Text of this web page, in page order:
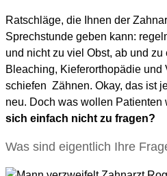
Ratschläge, die Ihnen der
Sprechstunde geben kann:
und nicht zu viel Obst, ab und zu
Bleaching, Kieferorthopädie und
schiefen Zähnen. Okay, das ist
neu. Doch was wollen Patienten
sich einfach nicht zu fragen?
Was sind eigentlich Ihre